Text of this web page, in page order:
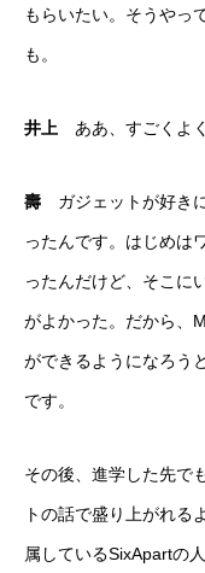
もらいたい。そうやっ
も。
井上 ああ、すごくよ
壽 ガジェットが好き
ったんです。はじめは
ったんだけど、そこに
がよかった。だから、
ができるようになろう
です。
その後、進学した先で
トの話で盛り上がれる
属しているSixApartの